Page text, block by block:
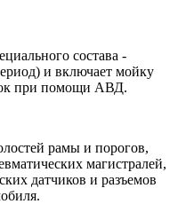
состава -
и включает мойку
при помощи АВД.
рамы и порогов,
магистралей,
датчиков и разъемов